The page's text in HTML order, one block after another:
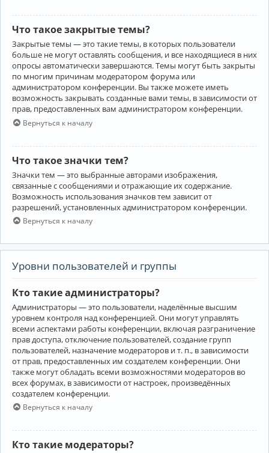
Что такое закрытые темы?
Закрытые темы — это такие темы, в которых пользователи
больше не могут оставлять сообщения, и все находящиеся в них
опросы автоматически завершаются. Темы могут быть закрыты
по многим причинам модератором форума или
администратором конференции. Вы также можете иметь
возможность закрывать созданные вами темы, в зависимости от
прав, предоставленных вам администратором конференции.
Вернуться к началу
Что такое значки тем?
Значки тем — это выбранные авторами изображения,
связанные с сообщениями и отражающие их содержание.
Возможность использования значков тем зависит от
разрешений, установленных администратором конференции.
Вернуться к началу
Уровни пользователей и группы
Кто такие администраторы?
Администраторы — это пользователи, наделённые высшим
уровнем контроля над конференцией. Они могут управлять
всеми аспектами работы конференции, включая разграничение
прав доступа, отключение пользователей, создание групп
пользователей, назначение модераторов и т. п., в зависимости
от прав, предоставленных им создателем конференции. Они
также могут обладать всеми возможностями модераторов во
всех форумах, в зависимости от настроек, произведённых
создателем конференции.
Вернуться к началу
Кто такие модераторы?